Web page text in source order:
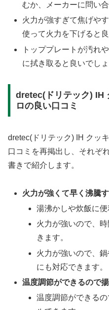
むか、メーカーに問い
火力が強すぎて焦げや
使って火力を下げると良
トッププレートが汚れ
に拭き取ると良いでしょ
dretec(ドリテック) IH
ロの良い口コミ
dretec(ドリテック) IH クッ
口コミを再掲出し、それぞ
書きで紹介します。
火力が強くて早く沸騰
湯沸かしや炊飯に便
火力が強いので、
きます。
火力が強いので、
にも対応できます。
温度調節ができるので
温度調節ができる